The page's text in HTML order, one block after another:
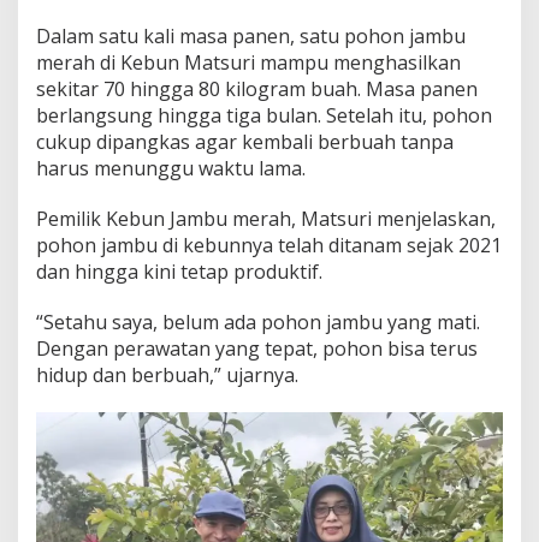
r
a
h
d
e
n
g
K
u
a
a
s
e
r
b
a
i
k
Dalam satu kali masa panen, satu pohon jambu
merah di Kebun Matsuri mampu menghasilkan
sekitar 70 hingga 80 kilogram buah. Masa panen
berlangsung hingga tiga bulan. Setelah itu, pohon
cukup dipangkas agar kembali berbuah tanpa
harus menunggu waktu lama.
Pemilik Kebun Jambu merah, Matsuri menjelaskan,
pohon jambu di kebunnya telah ditanam sejak 2021
dan hingga kini tetap produktif.
“Setahu saya, belum ada pohon jambu yang mati.
Dengan perawatan yang tepat, pohon bisa terus
hidup dan berbuah,” ujarnya.